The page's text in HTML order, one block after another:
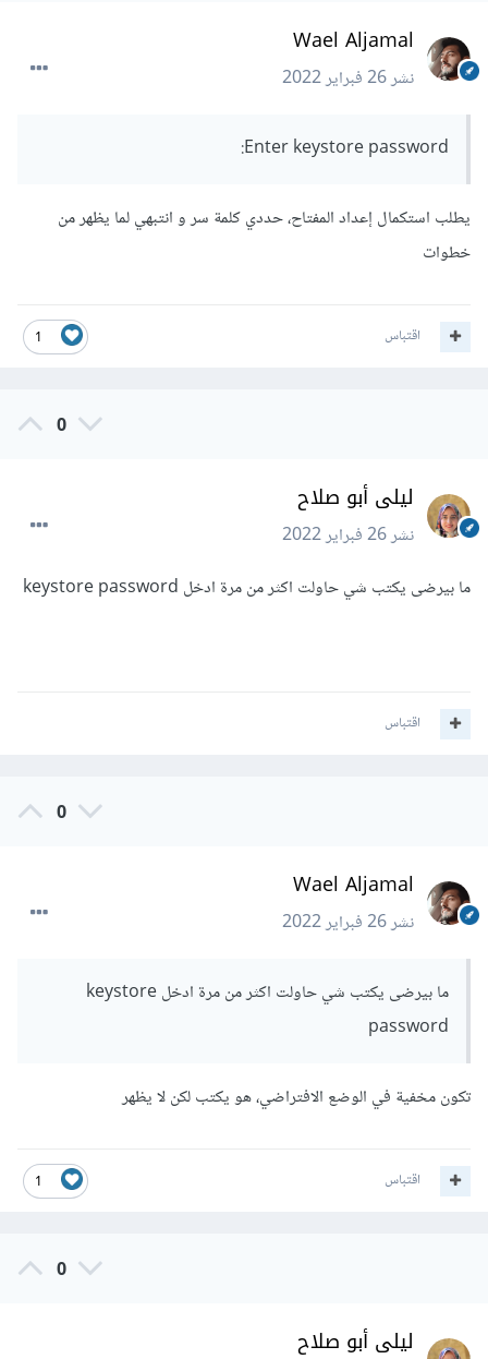
Wael Aljamal
نشر26 فبراير 2022
Enter keystore password:
يطلب استكمال إعداد المفتاح، حددي كلمة سر و انتبهي لما يظهر من
خطوات
1 اقتباس
0
ليلى أبو صلاح
نشر26 فبراير 2022
ما بيرضى يكتب شي حاولت اكثر من مرة ادخل keystore password
اقتباس
0
Wael Aljamal
نشر26 فبراير 2022
ما بيرضى يكتب شي حاولت اكثر من مرة ادخل keystore
password
تكون مخفية في الوضع الافتراضي، هو يكتب لكن لا يظهر
1 اقتباس
0
ليلى أبو صلاح